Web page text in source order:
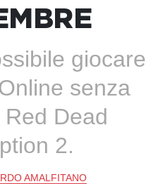
giocare
senza
Dead
2.
AMALFITANO